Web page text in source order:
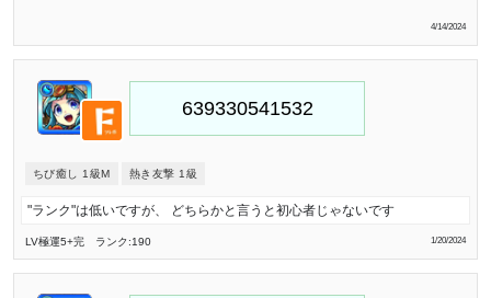
4/14/2024
ちび癒し 1級M 熱き友撃 1級
"ランク"は低いですが、 どちらかと言うと初心者じゃないです
LV極運5+完 ランク:190 1/20/2024